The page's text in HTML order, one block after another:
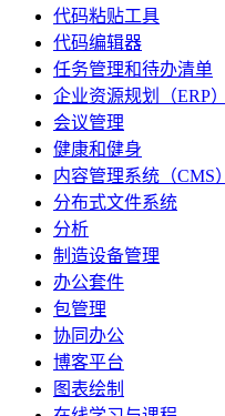
代码粘贴工具
代码编辑器
任务管理和待办清单
企业资源规划（ERP）
会议管理
健康和健身
内容管理系统（CMS）
分布式文件系统
分析
制造设备管理
办公套件
包管理
协同办公
博客平台
图表绘制